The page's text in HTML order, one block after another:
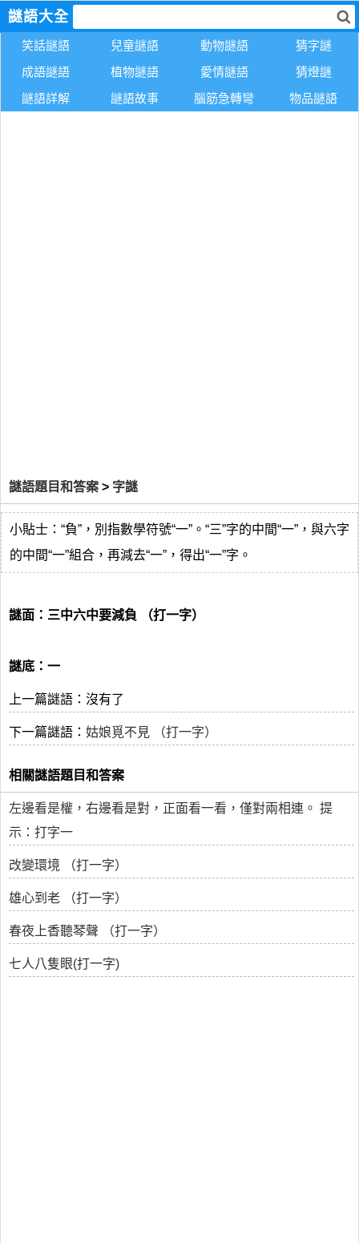
謎語大全
笑話謎語 兒童謎語 動物謎語
猜字謎
成語謎語
植物謎語 愛情謎語
猜燈謎
謎語詳解
謎語故事 腦筋急轉彎 物品謎語
謎語題目和答案 > 字謎
小貼士：“負”，別指數學符號“一”。“三”字的中間“一”，與六字
的中間“一”組合，再減去“一”，得出“一”字。
謎面：三中六中要減負 （打一字）
謎底：一
上一篇謎語：沒有了
下一篇謎語： 姑娘覓不見 （打一字）
相關謎語題目和答案
左邊看是權，右邊看是對，正面看一看，僅對兩相連。 提
示：打字一
改變環境 （打一字）
雄心到老 （打一字）
春夜上香聽琴聲 （打一字）
七人八隻眼(打一字)